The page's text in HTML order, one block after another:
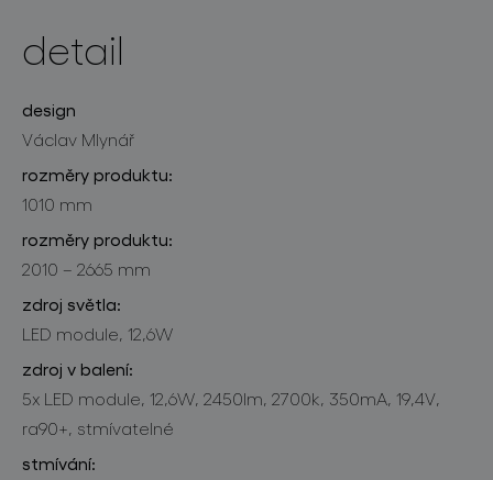
detail
design
Václav Mlynář
rozměry produktu:
1010 mm
rozměry produktu:
2010 – 2665 mm
zdroj světla:
LED module, 12,6W
zdroj v balení:
5x LED module, 12,6W, 2450lm, 2700k, 350mA, 19,4V,
ra90+, stmívatelné
stmívání: